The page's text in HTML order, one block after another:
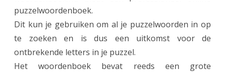
puzzelwoordenboek.
Dit kun je gebruiken om al je puzzelwoorden in op
te zoeken en is dus een uitkomst voor de
ontbrekende letters in je puzzel.
Het woordenboek bevat reeds een grote